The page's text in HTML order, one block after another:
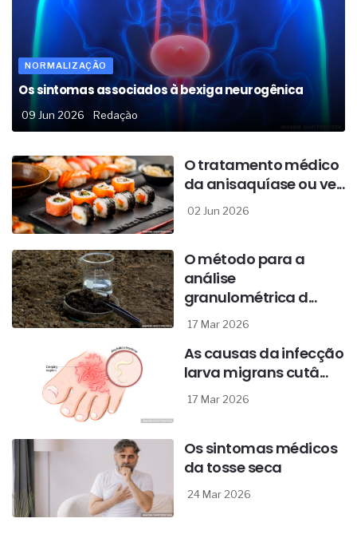
NORMALIZAÇÃO
Os sintomas associados à bexiga neurogênica
09 Jun 2026 Redação
O tratamento médico
da anisaquíase ou ve...
02 Jun 2026
O método para a
análise
granulométrica d...
17 Mar 2026
As causas da infecção
larva migrans cutâ...
17 Mar 2026
Os sintomas médicos
da tosse seca
24 Mar 2026